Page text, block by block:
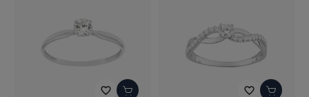
favorite_border favorite_border